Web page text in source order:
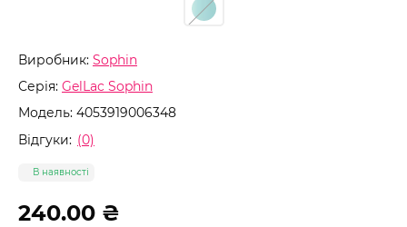
Виробник: Sophin
Серія: GelLac Sophin
Модель: 4053919006348
Відгуки: (0)
В наявності
240.00 ₴